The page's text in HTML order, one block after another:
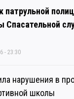
Спасательной
- 23:30
нарушения в
школы